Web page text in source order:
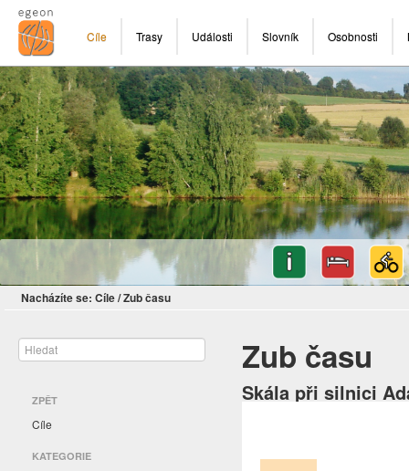
Cíle Trasy Události Slovník Osobnosti
Nacházíte se: Cíle/Zub času
ZPĚT
Cíle
KATEGORIE
Zub času
Skála při silnici